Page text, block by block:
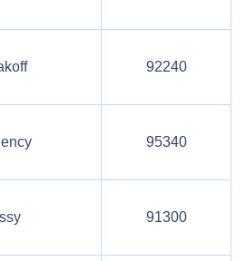
92240
95340
91300